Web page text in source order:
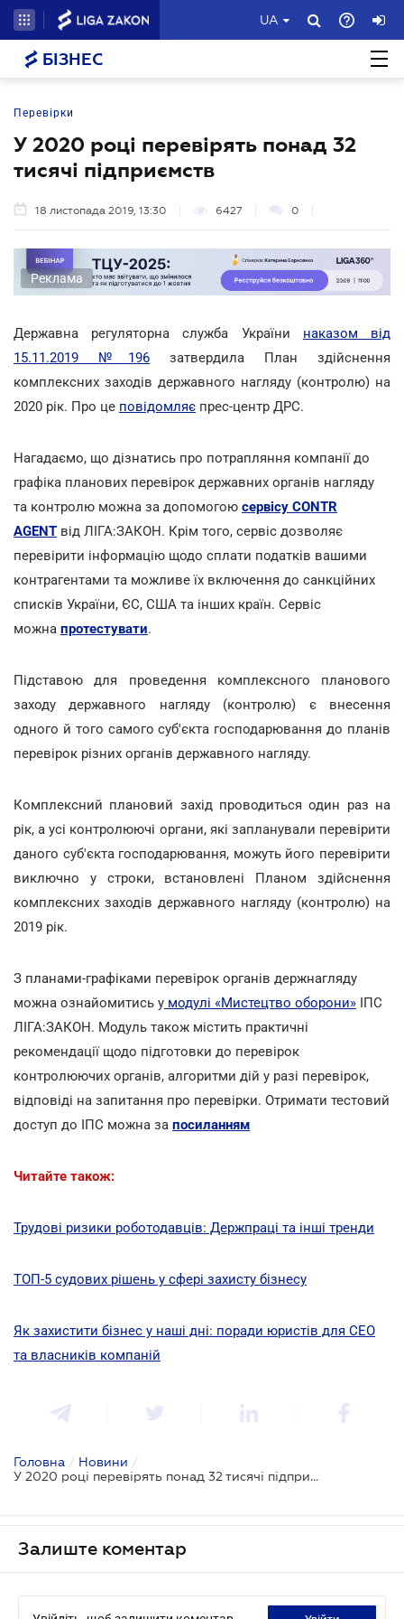
UA
БІЗНЕС
Перевірки
У 2020 році перевірять понад 32
тисячі підприємств
18 листопада 2019, 13:30 6427 0
Реклама
Державна регуляторна служба України наказом від
15.11.2019 №196 затвердила План здійснення
комплексних заходів державного нагляду (контролю) на
2020 рік. Про це повідомляє прес-центр ДРС.
Нагадаємо, що дізнатись про потрапляння компанії до
графіка планових перевірок державних органів нагляду
та контролю можна за допомогою сервісу CONTR
AGENT від ЛІГА:ЗАКОН. Крім того, сервіс дозволяє
перевірити інформацію щодо сплати податків вашими
контрагентами та можливе їх включення до санкційних
списків України, ЄС, США та інших країн. Сервіс
можна протестувати.
Підставою для проведення комплексного планового
заходу державного нагляду (контролю) є внесення
одного й того самого суб'єкта господарювання до планів
перевірок різних органів державного нагляду.
Комплексний плановий захід проводиться один раз на
рік, а усі контролюючі органи, які запланували перевірити
даного суб'єкта господарювання, можуть його перевірити
виключно у строки, встановлені Планом здійснення
комплексних заходів державного нагляду (контролю) на
2019 рік.
З планами-графіками перевірок органів держнагляду
можна ознайомитись у модулі «Мистецтво оборони» ІПС
ЛІГА:ЗАКОН. Модуль також містить практичні
рекомендації щодо підготовки до перевірок
контролюючих органів, алгоритми дій у разі перевірок,
відповіді на запитання про перевірки. Отримати тестовий
доступ до ІПС можна за посиланням
Читайте також:
Трудові ризики роботодавців: Держпраці та інші тренди
ТОП-5 судових рішень у сфері захисту бізнесу
Як захистити бізнес у наші дні: поради юристів для CEO
та власників компаній
Головна / Новини /
У 2020 році перевірять понад 32 тисячі підприємств
Залиште коментар